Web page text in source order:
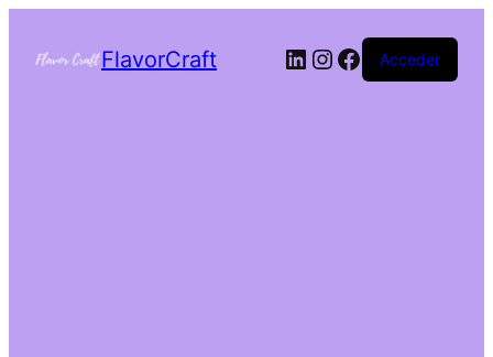
FlavorCraft Acceder